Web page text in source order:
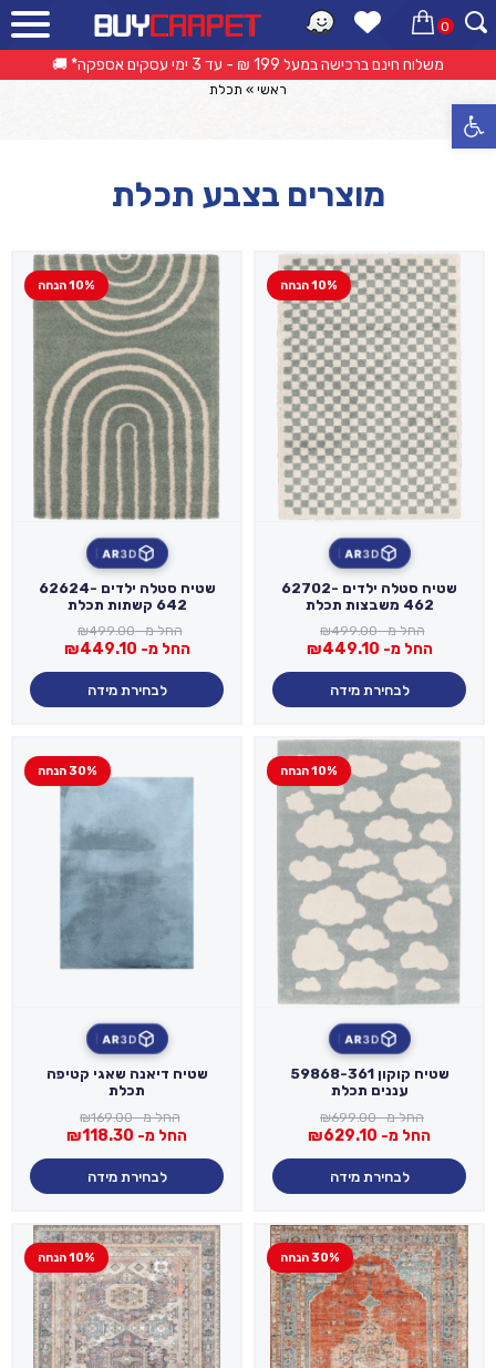
פתח סרגל נגישות
אפשרות החזרה/החלפה עד 14 ימי עסקים 🔁
0 קטלוג מוצרים
ראשי » תכלת
מוצרים בצבע תכלת
10% הנחה
3D
AR
שטיח סטלה ילדים 62702-
462 משבצות תכלת
החל מ- ₪499.00
החל מ- ₪449.10
לבחירת מידה
10% הנחה
3D
AR
שטיח סטלה ילדים 62624-
642 קשתות תכלת
החל מ- ₪499.00
החל מ- ₪449.10
לבחירת מידה
10% הנחה
3D
AR
שטיח קוקון 59868-361
עננים תכלת
החל מ- ₪699.00
החל מ- ₪629.10
לבחירת מידה
30% הנחה
3D
AR
שטיח דיאנה שאגי קטיפה
תכלת
החל מ- ₪169.00
החל מ- ₪118.30
לבחירת מידה
30% הנחה 10% הנחה